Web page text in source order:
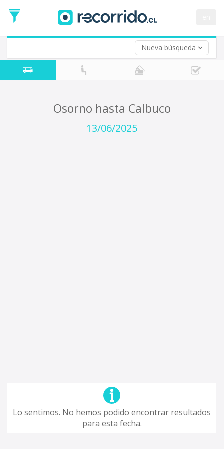
Nueva búsqueda
de
Ida
Vuelta (opcional)
Fecha
de
Osorno hasta Calbuco
13/06/2025
Lo sentimos. No hemos podido encontrar resultados
para esta fecha.